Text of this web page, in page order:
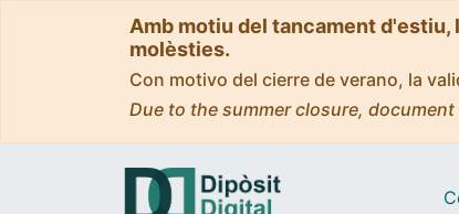
Amb motiu del tancament
molèsties.
Con motivo del cierre de verano, la
Due to the summer closure,